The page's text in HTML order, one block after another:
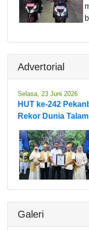
Advertorial
Selasa, 23 Juni 2026
HUT ke-242
Rekor Dunia
Galeri